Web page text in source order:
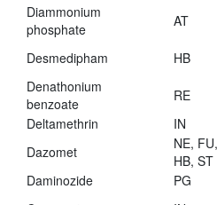
Diammonium
phosphate
AT
Desmedipham HB
Denathonium
benzoate
RE
Deltamethrin
IN
Dazomet
NE, FU,
HB, ST
Daminozide
PG